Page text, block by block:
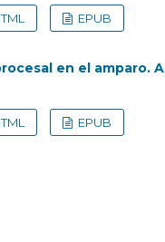
EPUB
en el amparo.
EPUB